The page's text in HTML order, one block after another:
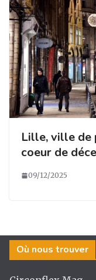
Lille, ville de
coeur de
09/12/2025
Où nous trouver